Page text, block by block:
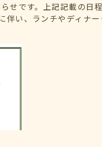
せです。上記記載の日
伴い、ランチやディナ